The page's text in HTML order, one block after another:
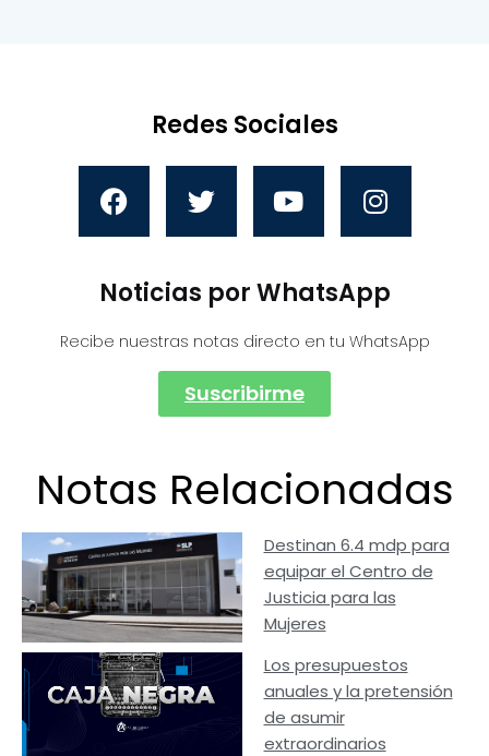
Redes Sociales
Noticias por WhatsApp
Recibe nuestras notas directo en tu WhatsApp
Suscribirme
Notas Relacionadas
Destinan 6.4 mdp para
equipar el Centro de
Justicia para las
Mujeres
Los presupuestos
anuales y la pretensión
de asumir
extraordinarios